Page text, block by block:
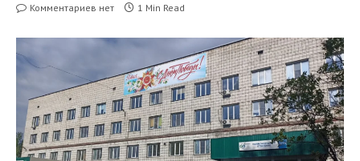
Комментариев нет 1 Min Read